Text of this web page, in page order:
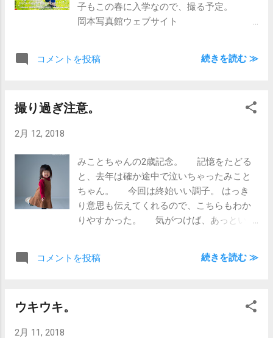
子もこの春に入学なので、撮る予定。
岡本写真館ウェブサイト
コメントを投稿 続きを読む ≫
撮り過ぎ注意。
2月 12, 2018
みことちゃんの2歳記念。 記憶をたどる
と、去年は確か途中で泣いちゃったみこと
ちゃん。 今回は終始いい調子。 はっき
り意思も伝えてくれるので、こちらもわか
りやすかった。 気がつけば、あっという
かな？ また遊びにおいでね〜
コメントを投稿 続きを読む ≫
ウキウキ。
2月 11, 2018